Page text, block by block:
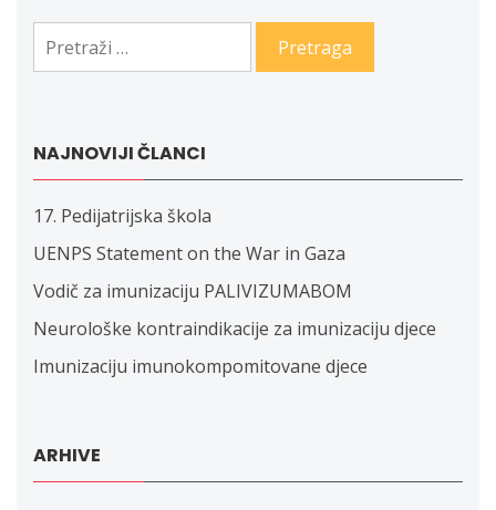
Pretraga:
NAJNOVIJI ČLANCI
17. Pedijatrijska škola
UENPS Statement on the War in Gaza
Vodič za imunizaciju PALIVIZUMABOM
Neurološke kontraindikacije za imunizaciju djece
Imunizaciju imunokompomitovane djece
ARHIVE